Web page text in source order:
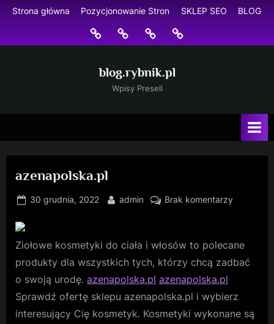
Skip
content
Strona główna Pozycjonowanie Stron SKLEP SEO BLOG
Strona
główna
Pozycjonowanie
Stron
SKLEP
SEO
BLOG
blog.rybnik.pl
Wpisy Presell
azenapolska.pl
Posted
30 grudnia, 2022 By
admin Brak komentarzydo
Ziołowe kosmetyki do ciała i włosów to polecane
produkty dla wszystkich tych, którzy chcą zadbać
o swoją urodę. azenapolska.pl azenapolska.pl
Sprawdź ofertę sklepu azenapolska.pl i wybierz
interesujący Cię kosmetyk. Kosmetyki wykonane są